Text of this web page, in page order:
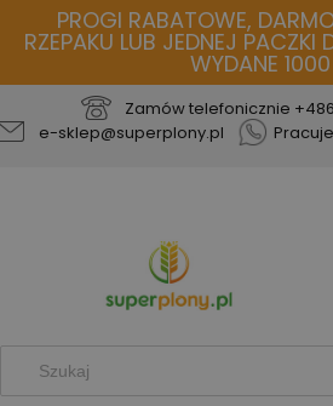
PROGI RABATOWE,
RZEPAKU LUB JEDNEJ PACZKI
WYDANE 1000
Zamów telefonicznie
e-sklep@superplony.pl